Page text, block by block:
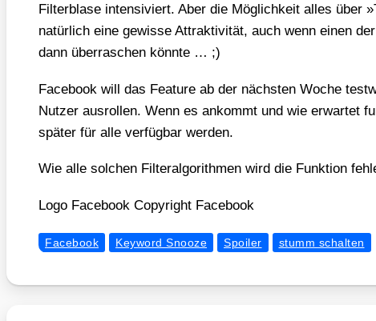
Fil­ter­bla­se inten­si­viert. Aber die Mög­lich­keit alles über
natür­lich eine gewis­se Attrak­ti­vi­tät, auch wenn einen
dann über­ra­schen könn­te … ;)
Face­book will das Fea­ture ab der nächs­ten Woche
Nut­zer aus­rol­len. Wenn es ankommt und wie erwar­tet
spä­ter für alle ver­füg­bar wer­den.
Wie alle sol­chen Fil­ter­al­go­rith­men wird die Funk­ti­on
Logo Face­book Copy­right Face­book
Facebook Keyword Snooze Spoiler stumm schalten